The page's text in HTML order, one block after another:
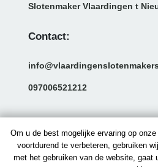
Om u de best mogelijke ervaring op
voortdurend te verbeteren, gebruiken
met het gebruiken van de website, gaat
Slotenmaker Vlaardingen t
Contact:
097006521212